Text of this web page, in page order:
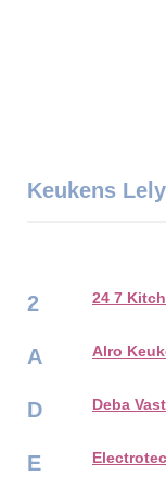
Keukens
2 24 7
A Alro
D Deba
E